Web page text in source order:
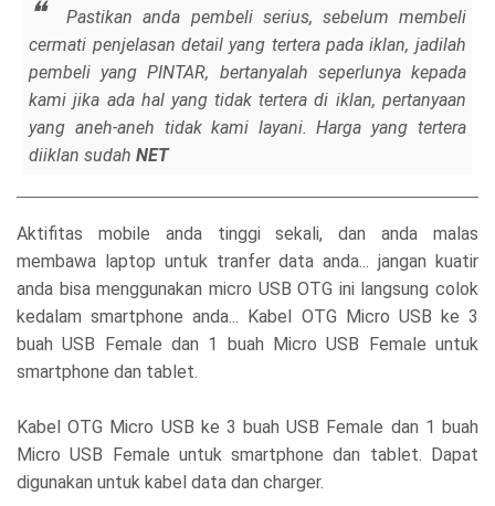
Pastikan anda pembeli serius, sebelum membeli
cermati penjelasan detail yang tertera pada iklan, jadilah
pembeli yang PINTAR, bertanyalah seperlunya kepada
kami jika ada hal yang tidak tertera di iklan, pertanyaan
yang aneh-aneh tidak kami layani. Harga yang tertera
diiklan sudahNET
Aktifitas mobile anda tinggi sekali, dan anda malas
membawa laptop untuk tranfer data anda... jangan kuatir
anda bisa menggunakan micro USB OTG ini langsung colok
kedalam smartphone anda... Kabel OTG Micro USB ke 3
buah USB Female dan 1 buah Micro USB Female untuk
smartphone dan tablet.
Kabel OTG Micro USB ke 3 buah USB Female dan 1 buah
Micro USB Female untuk smartphone dan tablet. Dapat
digunakan untuk kabel data dan charger.